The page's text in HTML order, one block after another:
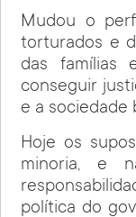
Mudou o
torturados e
das famílias
conseguir
e a sociedade
Hoje os
minoria, e
política do